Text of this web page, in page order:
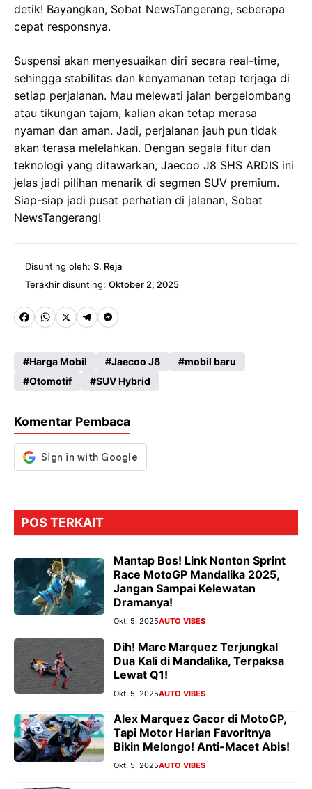
detik! Bayangkan, Sobat NewsTangerang, seberapa
cepat responsnya.
Suspensi akan menyesuaikan diri secara real-time,
sehingga stabilitas dan kenyamanan tetap terjaga di
setiap perjalanan. Mau melewati jalan bergelombang
atau tikungan tajam, kalian akan tetap merasa
nyaman dan aman. Jadi, perjalanan jauh pun tidak
akan terasa melelahkan. Dengan segala fitur dan
teknologi yang ditawarkan, Jaecoo J8 SHS ARDIS ini
jelas jadi pilihan menarik di segmen SUV premium.
Siap-siap jadi pusat perhatian di jalanan, Sobat
NewsTangerang!
Disunting oleh: S. Reja
Terakhir disunting: Oktober 2, 2025
Fa
b
o
k
W
ts
A
p
X
Te
gr
a
M
se
n
er
Harga Mobil Jaecoo J8
mobil baru
Otomotif
SUV Hybrid
Komentar Pembaca
POS TERKAIT
Mantap Bos! Link Nonton Sprint
Race MotoGP Mandalika 2025,
Jangan Sampai Kelewatan
Dramanya!
Okt. 5, 2025AUTO VIBES
Dih! Marc Marquez Terjungkal
Dua Kali di Mandalika, Terpaksa
Lewat Q1!
Okt. 5, 2025AUTO VIBES
Alex Marquez Gacor di MotoGP,
Tapi Motor Harian Favoritnya
Bikin Melongo! Anti-Macet Abis!
Okt. 5, 2025AUTO VIBES